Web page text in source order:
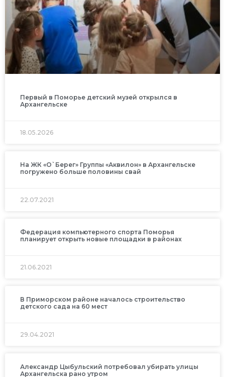
Первый в Поморье детский музей открылся в
Архангельске
18.05.2026
На ЖК «О`Берег» Группы «Аквилон» в Архангельске
погружено больше половины свай
22.07.2021
Федерация компьютерного спорта Поморья
планирует открыть новые площадки в районах
21.06.2021
В Приморском районе началось строительство
детского сада на 60 мест
29.04.2021
Александр Цыбульский потребовал убирать улицы
Архангельска рано утром